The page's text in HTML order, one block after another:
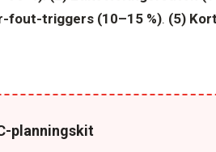
fout-triggers (10–15 %). (5)
planningskit